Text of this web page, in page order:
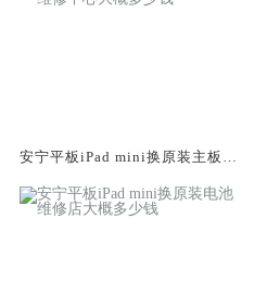
安宁平板iPad mini换原装主板维